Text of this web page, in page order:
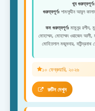
খুব গুরুত্বপূর্ণঃ
গুরুত্বপূর্ণঃ শামসুদ্দীন আবুল
কম গুরুত্বপূর্ণঃমামুনুর রশীদ,
মোহাম্মদ, মোহাম্মদ ওয়াজেদ আলী,
মোহিতলাল মজুমদার,
১০ ফেব্রুয়ারি, ২০২৬
রুটিন দেখুন